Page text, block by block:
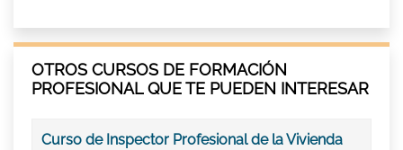
OTROS CURSOS DE FORMACIÓN
PROFESIONAL QUE TE PUEDEN INTERESAR
Curso de Inspector Profesional de la Vivienda